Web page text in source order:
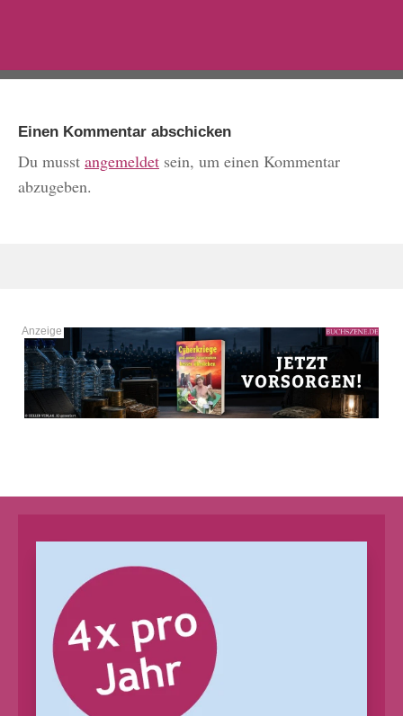
Einen Kommentar abschicken
Du musst angemeldet sein, um einen Kommentar
abzugeben.